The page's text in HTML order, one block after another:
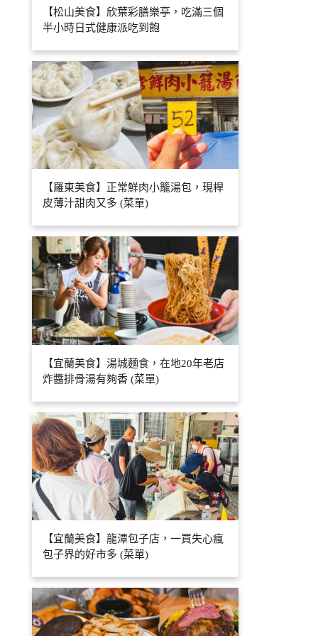
【松山美食】欣葉彩膳樂亭，吃滿三個
半小時日式健康派吃到飽
【羅東美食】正常鮮肉小籠湯包，現桿
皮薄汁甜肉又多 (菜單)
【宜蘭美食】湯城麵食，在地20年老店
炸醬排骨湯有夠香 (菜單)
【宜蘭美食】龍潭包子店，一買失心瘋
包子界的好市多 (菜單)